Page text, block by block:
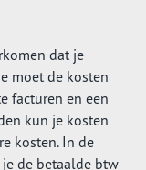
dat je
moet de kosten
facturen en een
kun je kosten
kosten. In de
de betaalde btw